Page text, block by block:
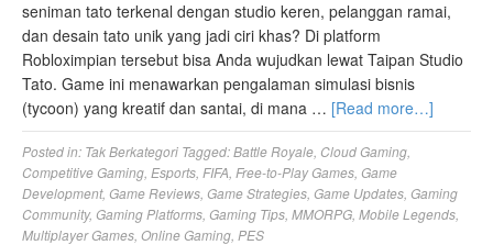
seniman tato terkenal dengan studio keren, pelanggan ramai,
dan desain tato unik yang jadi ciri khas? Di platform
Robloximpian tersebut bisa Anda wujudkan lewat Taipan Studio
Tato. Game ini menawarkan pengalaman simulasi bisnis
(tycoon) yang kreatif dan santai, di mana … [Read more…]
Posted in: Tak Berkategori Tagged:Battle Royale Cloud Gaming
Competitive Gaming Esports FIFA Free-to-Play Games Game
Development, Game Reviews Game Strategies Game Updates Gaming
Community, Gaming Platforms Gaming Tips MMORPG Mobile Legends
Multiplayer Games Online Gaming PES